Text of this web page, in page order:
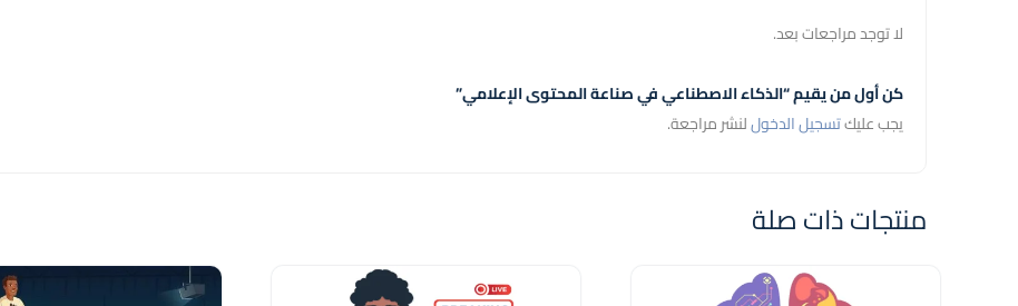
لا توجد مراجعات بعد.
كن أول من يقيم “الذكاء الاصطناعي في صناعة المحتوى الإعلامي”
يجب عليكتسجيل الدخوللنشر مراجعة.
منتجات ذات صلة